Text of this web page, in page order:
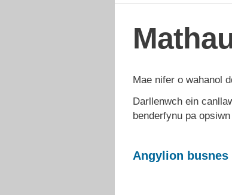
Mae nifer o wahanol
Darllenwch ein
benderfynu pa
Angylion busnes